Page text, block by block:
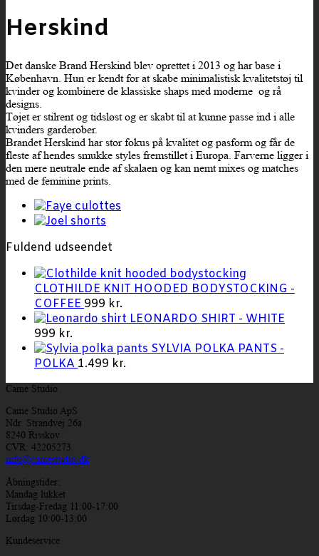
Herskind
Det danske Brand Herskind blev oprettet i 2013 og har base i
København. Hun er kendt for at skabe minimalistisk kvalitetstøj til
kvinder og kombinere de klassiske shaps med moderne og rå
designs.
Tøjet er stilrent og tidsløst og er skabt til at kunne passe ind i alle
kvinders garderober.
Brandet Herskind har stor fokus på kvalitet og pasform og får de
fleste af hendes smukke styles fremstillet i Europa. Farverne ligger i
den mere neutrale ende af skalaen og kan nemt mixes og matches
med de feminine prints.
Fuldend udseendet
CLOTHILDE KNIT HOODED BODYSTOCKING -
COFFEE 999 kr.
LEONARDO SHIRT - WHITE
999 kr.
SYLVIA POLKA PANTS -
POLKA 1.499 kr.
Came Studio
Came Studio ApS
Ndr. Strandvej 26a
8240 Risskov
CVR: 42205273
info@camestudio.dk
Åbningstider:
Mandag lukket
Tirsdag-Fredag 11:00-17:00
Lørdag 10:00-13:00
Kundeservice